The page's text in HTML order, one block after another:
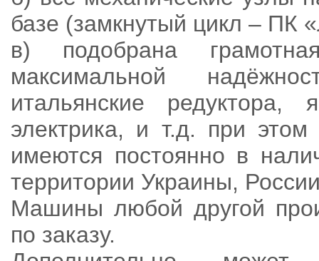
базе (замкнутый цикл – ПК
в) подобрана
максимальной
итальянские редуктора,
электрика, и т.д. при
имеются постоянно в
территории Украины,
Машины любой другой
по заказу.